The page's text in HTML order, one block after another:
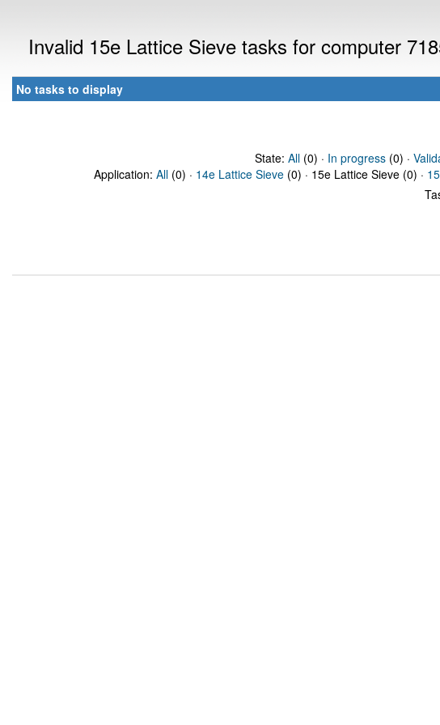
Invalid 15e Lattice Sieve tasks for computer
No tasks to display
State: All(0) · In progress(0) ·
Application: All (0) · 14e Lattice Sieve (0) · 15e Lattice Sieve (0) ·